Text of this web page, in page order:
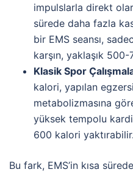
impulslarla direkt
sürede daha fazla
bir EMS seansı,
karşın, yaklaşık
Klasik Spor
kalori, yapılan
metabolizmasına
yüksek tempolu
600 kalori yaktırabilir.
Bu fark, EMS’in kısa